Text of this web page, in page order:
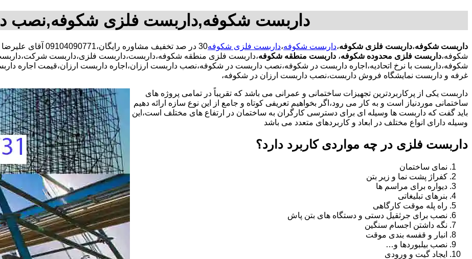
داربست شکوفه,داربست فلزی شکوفه,نصب
داربست شکوفه،داربست فلزی شکوفه،داربست شکوفه،داربست فلزی شکوفه
30 در صد تخفیف
شکوفه،داربست فلزی محدوده شکوفه، داربست منطقه شکوفه،داربست فلزی منطقه شکوفه،داربست،داربست فلزی،داربست
شکوفه،داربست با نرخ اتحادیه،اجاره داربست در شکوفه،نصب داربست در شکوفه،نصب داربست ارزان،اجاره داربست ارزان،قیمت اجاره
غرفه و داربست نمایشگاه فروش داربست،نصب داربست ارزان در شکوفه،
داربست یکی از پرکاربردترین تجهیزات ساختمانی و عمرانی می باشد که تقریباً در تمامی پروژه های
ساختمانی موردنیاز است و به کار می رود،اگر بخواهیم تعریفی کوتاه و جامع از این نوع سازه ارائه دهیم
باید گفت که داربست ها وسیله ای برای دسترسی کارگران به ساختمان در ارتفاع های مختلف است،این
وسیله دارای انواع مختلف در ابعاد و کاربردهای متعدد می باشد
داربست فلزی در چه مواردی کاربرد دارد؟
نمای ساختمان
کفراژ پشت نما و زیر بتن
دیواره برای مراسم ها
بنرهای تبلیغاتی
راه پله موقت کارگاهی
نصب برای جرثقیل دستی و دستگاه های بتن پاش
نگه داشتن اجسام سنگین
انبار و قفسه بندی موقت
نصب بیلبوردها و…
ایجاد گیت و ورودی